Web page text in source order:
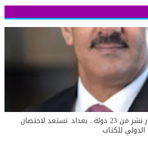
بمشاركة أكثر من 600 دار نشر من 23 دولة.. بغداد تستعد لاحتضان